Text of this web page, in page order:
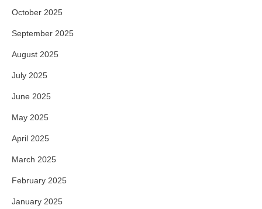
October 2025
September 2025
August 2025
July 2025
June 2025
May 2025
April 2025
March 2025
February 2025
January 2025